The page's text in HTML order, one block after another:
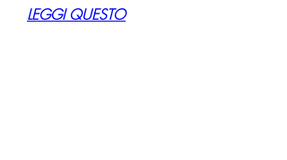
LEGGI QUESTO